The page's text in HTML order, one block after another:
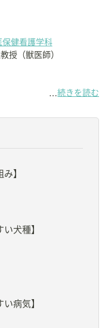
保健看護学科
授（獣医師）
本獣医生命科学大学）獣
に留学。
付属動物医療センター
心に診療、研究を行っ
中。
…続きを読む
】
犬種】
病気】